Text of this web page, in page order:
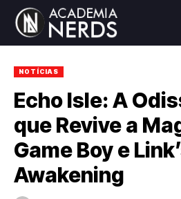
NOTÍCIAS
Echo Isle: A
que Revive a
Game Boy e
Awakening